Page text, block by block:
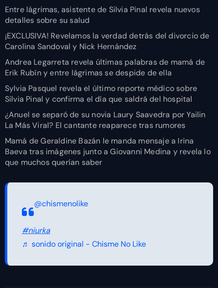
Entre lágrimas, asistente de Silvia Pinal revela nuevos
detalles sobre su salud
¡EXCLUSIVA! Revelamos la verdad detrás del divorcio de
Carolina Sandoval y Nick Hernández
Andrea Legarreta revela últimas palabras de mamá de
Erik Rubín y entre lágrimas se despide de ella
Sylvia Pasquel revela el último reporte médico sobre
Silvia Pinal y confirma el día que saldrá del hospital
¿Anuel se separó de su novia Laury Saavedra por Yailin
La Más Viral? El cantante reaparece tras rumores
Mamá de Geraldine Bazán le manda mensaje a Irina
Baeva tras imágenes junto a Giovanni Medina y revela lo
que muchos querían saber
@chismenolike
#niurka
♬ sonido original - Chisme No Like